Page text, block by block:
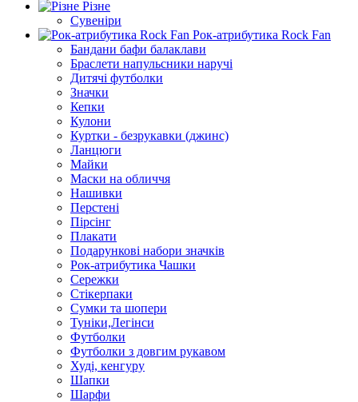
Різне
Сувеніри
Рок-атрибутика Rock Fan
Бандани бафи балаклави
Браслети напульсники наручі
Дитячі футболки
Значки
Кепки
Кулони
Куртки - безрукавки (джинс)
Ланцюги
Майки
Маски на обличчя
Нашивки
Перстені
Пірсінг
Плакати
Подарункові набори значків
Рок-атрибутика Чашки
Сережки
Стікерпаки
Сумки та шопери
Туніки,Легінси
Футболки
Футболки з довгим рукавом
Худі, кенгуру
Шапки
Шарфи